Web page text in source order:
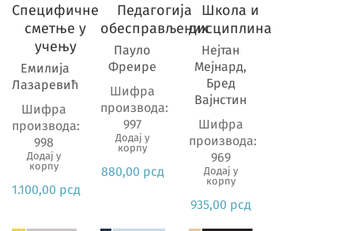
Специфичне
сметње у
учењу
Емилија
Лазаревић
Шифра
производа:
998
Додај у
корпу
1.100,00 рсд
Педагогија
обесправљених
Пауло
Фреире
Шифра
производа:
997
Додај у
корпу
880,00 рсд
Школа и
дисциплина
Нејтан
Мејнард,
Бред
Вајнстин
Шифра
производа:
969
Додај у
корпу
935,00 рсд